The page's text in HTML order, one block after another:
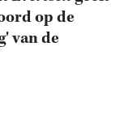
op de
van de